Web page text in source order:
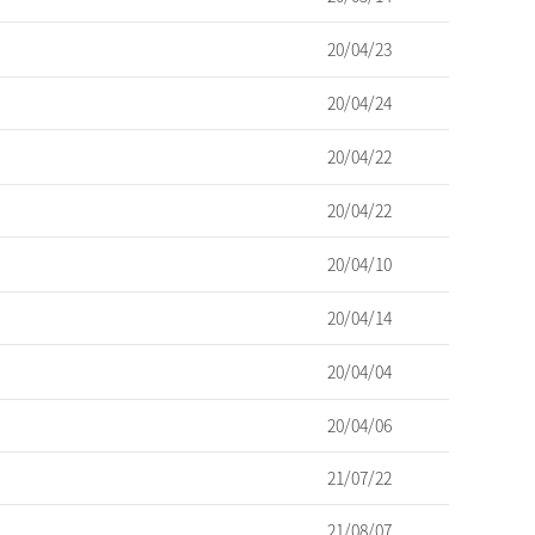
20/04/23
20/04/24
20/04/22
20/04/22
20/04/10
20/04/14
20/04/04
20/04/06
21/07/22
21/08/07